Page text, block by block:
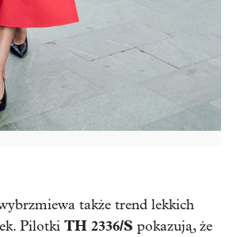
także trend lekkich
Pilotki TH 2336/S pokazują, że